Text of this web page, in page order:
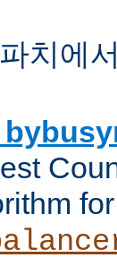
치에
for